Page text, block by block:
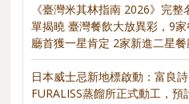
日三餐，早 ‧ 午 ‧
‧ 寫樂文化
《紅茶經》‧
《臺灣米其林指南 2026》完整
單揭曉 臺灣餐飲大放異彩，9家
廳首獲一星肯定 2家新進二星
日本威士忌新地標啟動：富良詩
FURALISS蒸餾所正式動工，預